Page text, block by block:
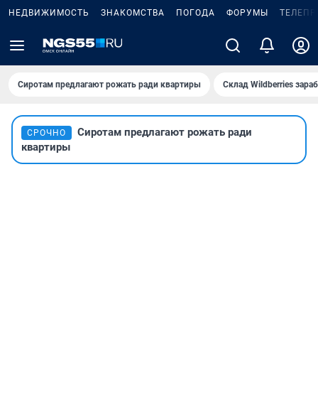
НЕДВИЖИМОСТЬ ЗНАКОМСТВА ПОГОДА ФОРУМЫ
Сиротам предлагают рожать ради квартиры Склад Wildberries
СРОЧНО
Сиротам предлагают рожать ради
квартиры